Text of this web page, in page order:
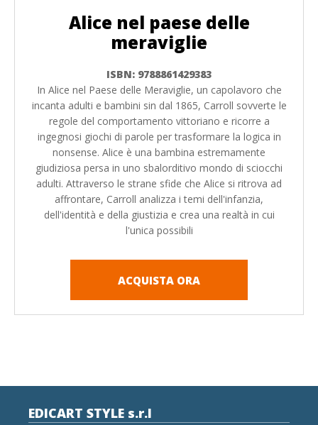
Alice nel paese delle
meraviglie
ISBN: 9788861429383
In Alice nel Paese delle Meraviglie, un capolavoro che
incanta adulti e bambini sin dal 1865, Carroll sovverte le
regole del comportamento vittoriano e ricorre a
ingegnosi giochi di parole per trasformare la logica in
nonsense. Alice è una bambina estremamente
giudiziosa persa in uno sbalorditivo mondo di sciocchi
adulti. Attraverso le strane sfide che Alice si ritrova ad
affrontare, Carroll analizza i temi dell'infanzia,
dell'identità e della giustizia e crea una realtà in cui
l'unica possibili
ACQUISTA ORA
EDICART STYLE s.r.l